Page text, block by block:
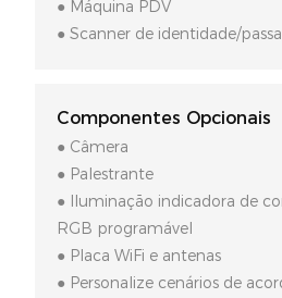
● Máquina PDV
● Scanner de identidade/
Componentes Opcionais
● Câmera
● Palestrante
● Iluminação indicadora de
RGB programável
● Placa WiFi e antenas
● Personalize cenários de